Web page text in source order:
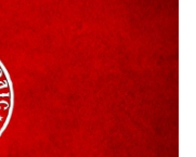
για κλοπή
“Καστράκι”,